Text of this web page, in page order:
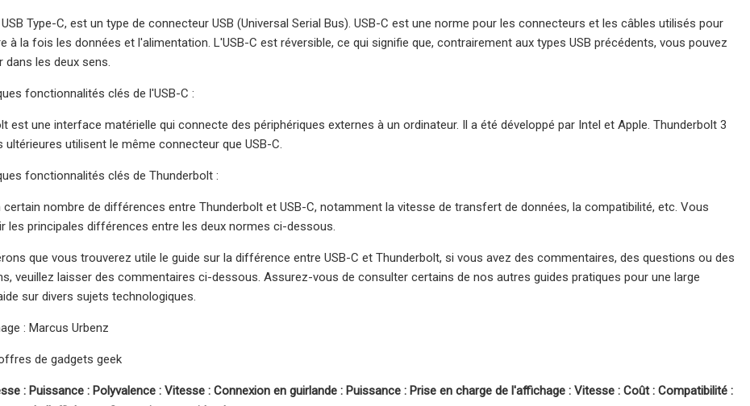
USB Type-C, est un type de connecteur USB (Universal Serial Bus). USB-C est une norme pour les connecteurs et les câbles utilisés pour
à la fois les données et l'alimentation. L'USB-C est réversible, ce qui signifie que, contrairement aux types USB précédents, vous pouvez
dans les deux sens.
fonctionnalités clés de l'USB-C :
est une interface matérielle qui connecte des périphériques externes à un ordinateur. Il a été développé par Intel et Apple. Thunderbolt 3
ultérieures utilisent le même connecteur que USB-C.
fonctionnalités clés de Thunderbolt :
certain nombre de différences entre Thunderbolt et USB-C, notamment la vitesse de transfert de données, la compatibilité, etc. Vous
les principales différences entre les deux normes ci-dessous.
que vous trouverez utile le guide sur la différence entre USB-C et Thunderbolt, si vous avez des commentaires, des questions ou des
veuillez laisser des commentaires ci-dessous. Assurez-vous de consulter certains de nos autres guides pratiques pour une large
sur divers sujets technologiques.
: Marcus Urbenz
de gadgets geek
: Puissance : Polyvalence : Vitesse : Connexion en guirlande : Puissance : Prise en charge de l'affichage : Vitesse : Coût : Compatibilité :